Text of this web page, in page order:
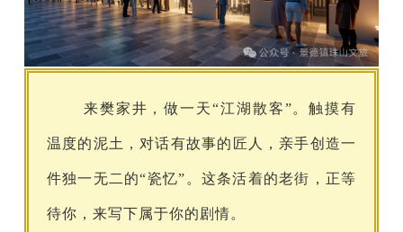
来樊家井，做一天“江湖散客”。触摸有
温度的泥土，对话有故事的匠人，亲手创造一
件独一无二的“瓷忆”。这条活着的老街，正等
待你，来写下属于你的剧情。